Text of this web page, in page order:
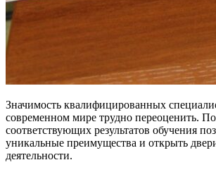
Значимость квалифицированных
современном мире трудно переоценить.
соответствующих результатов обучения
уникальные преимущества и открыть
деятельности.